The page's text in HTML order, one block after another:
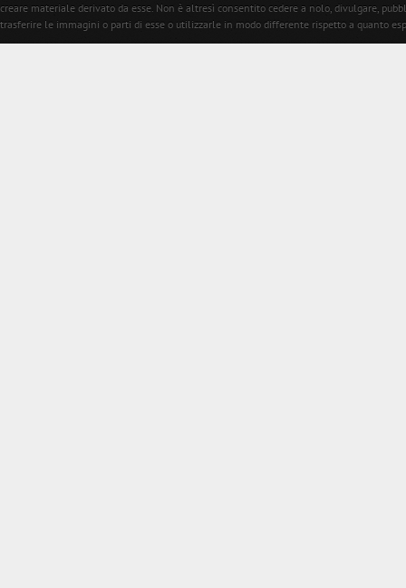
creare materiale derivato da esse. Non è altresì consentito cedere a nolo, divulgare,
trasferire le immagini o parti di esse o utilizzarle in modo differente rispetto a quanto